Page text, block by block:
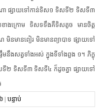
ណា ផ្សាយ​ទៅកាន់​ទិស១ ទិសទី២ ទិសទី៣
ាងក្រោម ទិស​ទទឹង​គឺ​ទិសតូច មានចិត្ត​
ន​មាន​ពៀរ មិន​មាន​ព្យាបាទ ផ្សាយ​ទៅ
នឹង​សត្វ​ទាំងអស់ ក្នុង​ទី​ទាំងពួង ១។ ភិក្ខុ​
ទី២ ទិសទី៣ ទិសទី៤ ក៏​ដូចគ្នា ផ្សាយ​ទៅ
| បន្ទាប់